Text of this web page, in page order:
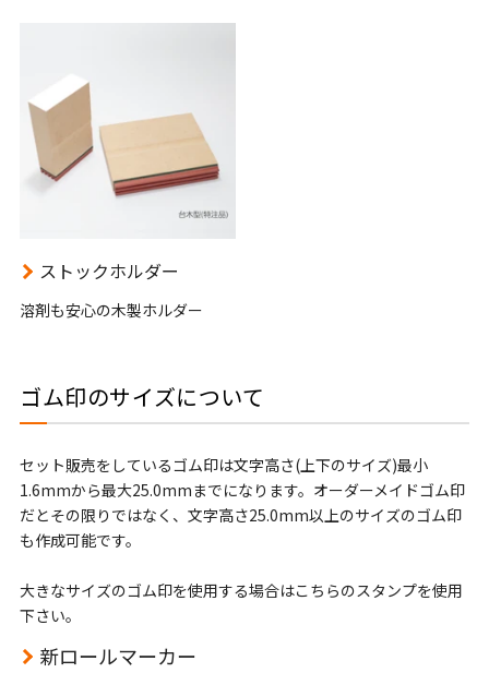
ストックホルダー
溶剤も安心の木製ホルダー
ゴム印のサイズについて
セット販売をしているゴム印は文字高さ(上下のサイズ)最小
1.6mmから最大25.0mmまでになります。オーダーメイドゴム印
だとその限りではなく、文字高さ25.0mm以上のサイズのゴム印
も作成可能です。
大きなサイズのゴム印を使用する場合はこちらのスタンプを使用
下さい。
新ロールマーカー